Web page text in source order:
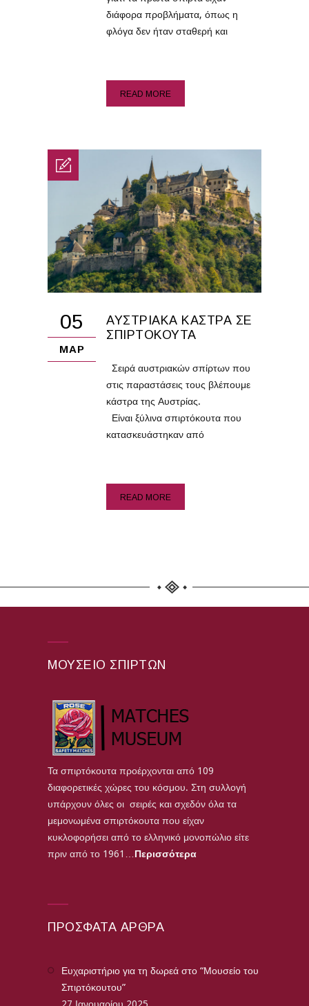
διάφορα προβλήματα, όπως η
φλόγα δεν ήταν σταθερή και
READ MORE
05
ΜΑΡ
ΑΥΣΤΡΙΑΚΆ ΚΆΣΤΡΑ ΣΕ
ΣΠΙΡΤΌΚΟΥΤΑ
Σειρά αυστριακών σπίρτων που
στις παραστάσεις τους βλέπουμε
κάστρα της Αυστρίας.
Είναι ξύλινα σπιρτόκουτα που
κατασκευάστηκαν από
READ MORE
ΜΟΥΣΕΊΟ ΣΠΊΡΤΩΝ
Τα σπιρτόκουτα προέρχονται από 109
διαφορετικές χώρες του κόσμου. Στη συλλογή
υπάρχουν όλες οι σειρές και σχεδόν όλα τα
μεμονωμένα σπιρτόκουτα που είχαν
κυκλοφορήσει από το ελληνικό μονοπώλιο είτε
πριν από το 1961… Περισσότερα
ΠΡΌΣΦΑΤΑ ΆΡΘΡΑ
Ευχαριστήριο για τη δωρεά στο “Μουσείο του
Σπιρτόκουτου”
27 Ιανουαρίου 2025